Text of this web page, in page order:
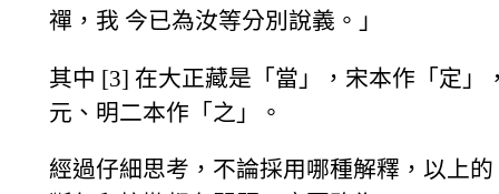
禪，我 今已為汝等分別說義。」
其中 [3] 在大正藏是「當」，宋本作「定」
元、明二本作「之」。
經過仔細思考，不論採用哪種解釋，以上的